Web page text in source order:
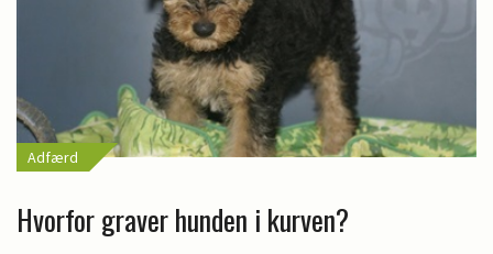
Adfærd
Hvorfor graver hunden i kurven?